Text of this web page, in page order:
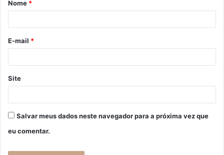
r
*
Nome *
E-mail *
Site
Salvar meus dados neste navegador para a próxima vez que
eu comentar.